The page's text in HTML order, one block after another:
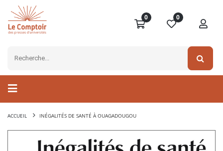
0 0
ACCUEIL INÉGALITÉS DE SANTÉ À OUAGADOUGOU